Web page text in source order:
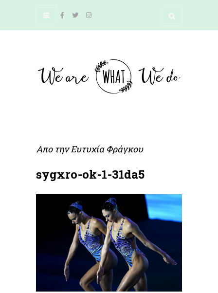
Απο τηνΕυτυχία Φράγκου
sygxro-ok-1-31da5